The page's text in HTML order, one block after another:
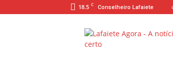
18.5 C Conselheiro Lafaiete
Lafaiete
Agora